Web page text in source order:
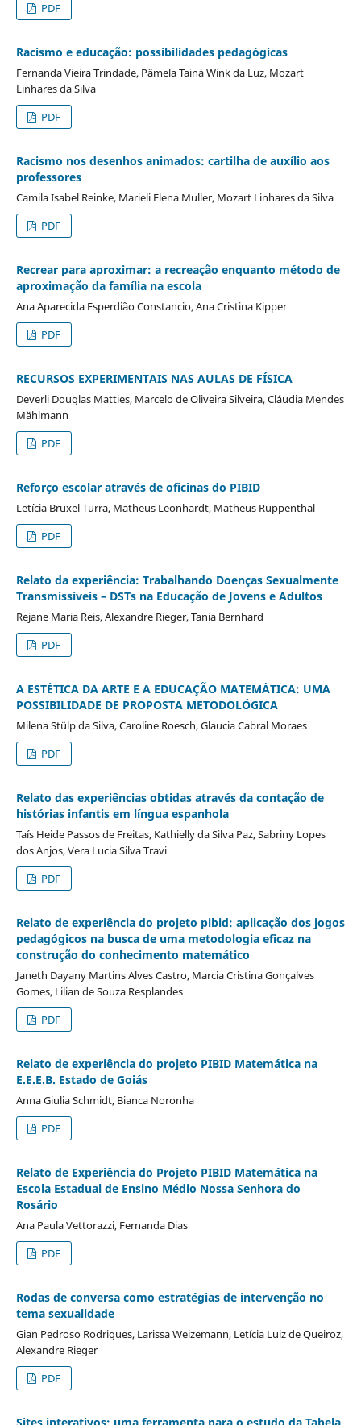
PDF
Racismo e educação: possibilidades pedagógicas
Fernanda Vieira Trindade, Pâmela Tainá Wink da Luz, Mozart
Linhares da Silva
PDF
Racismo nos desenhos animados: cartilha de auxílio aos
professores
Camila Isabel Reinke, Marieli Elena Muller, Mozart Linhares da Silva
PDF
Recrear para aproximar: a recreação enquanto método de
aproximação da família na escola
Ana Aparecida Esperdião Constancio, Ana Cristina Kipper
PDF
RECURSOS EXPERIMENTAIS NAS AULAS DE FÍSICA
Deverli Douglas Matties, Marcelo de Oliveira Silveira, Cláudia Mendes
Mählmann
PDF
Reforço escolar através de oficinas do PIBID
Letícia Bruxel Turra, Matheus Leonhardt, Matheus Ruppenthal
PDF
Relato da experiência: Trabalhando Doenças Sexualmente
Transmissíveis – DSTs na Educação de Jovens e Adultos
Rejane Maria Reis, Alexandre Rieger, Tania Bernhard
PDF
A ESTÉTICA DA ARTE E A EDUCAÇÃO MATEMÁTICA: UMA
POSSIBILIDADE DE PROPOSTA METODOLÓGICA
Milena Stülp da Silva, Caroline Roesch, Glaucia Cabral Moraes
PDF
Relato das experiências obtidas através da contação de
histórias infantis em língua espanhola
Taís Heide Passos de Freitas, Kathielly da Silva Paz, Sabriny Lopes
dos Anjos, Vera Lucia Silva Travi
PDF
Relato de experiência do projeto pibid: aplicação dos jogos
pedagógicos na busca de uma metodologia eficaz na
construção do conhecimento matemático
Janeth Dayany Martins Alves Castro, Marcia Cristina Gonçalves
Gomes, Lilian de Souza Resplandes
PDF
Relato de experiência do projeto PIBID Matemática na
E.E.E.B. Estado de Goiás
Anna Giulia Schmidt, Bianca Noronha
PDF
Relato de Experiência do Projeto PIBID Matemática na
Escola Estadual de Ensino Médio Nossa Senhora do
Rosário
Ana Paula Vettorazzi, Fernanda Dias
PDF
Rodas de conversa como estratégias de intervenção no
tema sexualidade
Gian Pedroso Rodrigues, Larissa Weizemann, Letícia Luiz de Queiroz,
Alexandre Rieger
PDF